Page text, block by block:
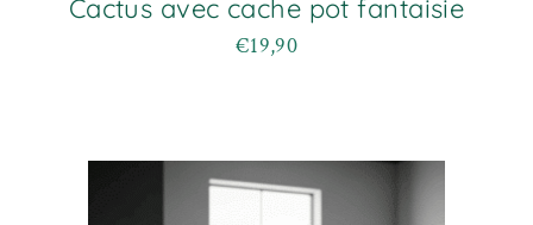
Cactus avec cache pot fantaisie
€19,90